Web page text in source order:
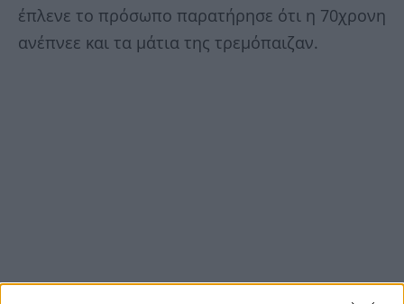
έπλενε το πρόσωπο παρατήρησε ότι η 70χρονη
ανέπνεε και τα μάτια της τρεμόπαιζαν.